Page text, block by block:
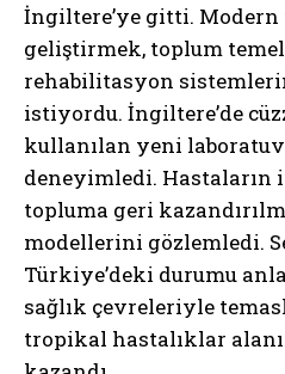
İngiltere’ye gitti.
geliştirmek, toplum
rehabilitasyon
istiyordu. İngiltere’de
kullanılan yeni
deneyimledi.
topluma geri
modellerini gözlemledi.
Türkiye’deki durumu
sağlık çevreleriyle
tropikal hastalıklar